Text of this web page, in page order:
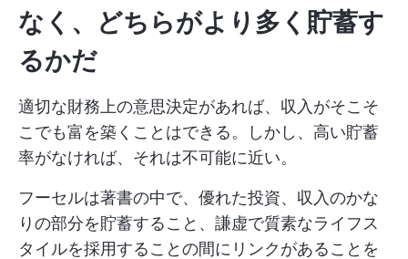
なく、どちらがより多く貯蓄す
るかだ
適切な財務上の意思決定があれば、収入がそこそ
こでも富を築くことはできる。しかし、高い貯蓄
率がなければ、それは不可能に近い。
フーセルは著書の中で、優れた投資、収入のかな
りの部分を貯蓄すること、謙虚で質素なライフス
タイルを採用することの間にリンクがあることを